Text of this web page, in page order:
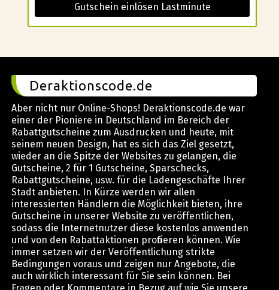
Gutschein einlösen Lastminute
Deraktionscode.de
Aber nicht nur Online-Shops! Deraktionscode.de war
einer der Pioniere in Deutschland im Bereich der
Rabattgutscheine zum Ausdrucken und heute, mit
seinem neuen Design, hat es sich das Ziel gesetzt,
wieder an die Spitze der Websites zu gelangen, die
Gutscheine, 2 für 1 Gutscheine, Sparschecks,
Rabattgutscheine, usw. für die Ladengeschäfte Ihrer
Stadt anbieten. In Kürze werden wir allen
interessierten Händlern die Möglichkeit bieten, ihre
Gutscheine in unserer Website zu veröffentlichen,
sodass die Internetnutzer diese kostenlos anwenden
und von den Rabattaktionen profitieren können. Wie
immer setzen wir der Veröffentlichung strikte
Bedingungen voraus und zeigen nur Angebote, die
auch wirklich interessant für Sie sein können. Bei